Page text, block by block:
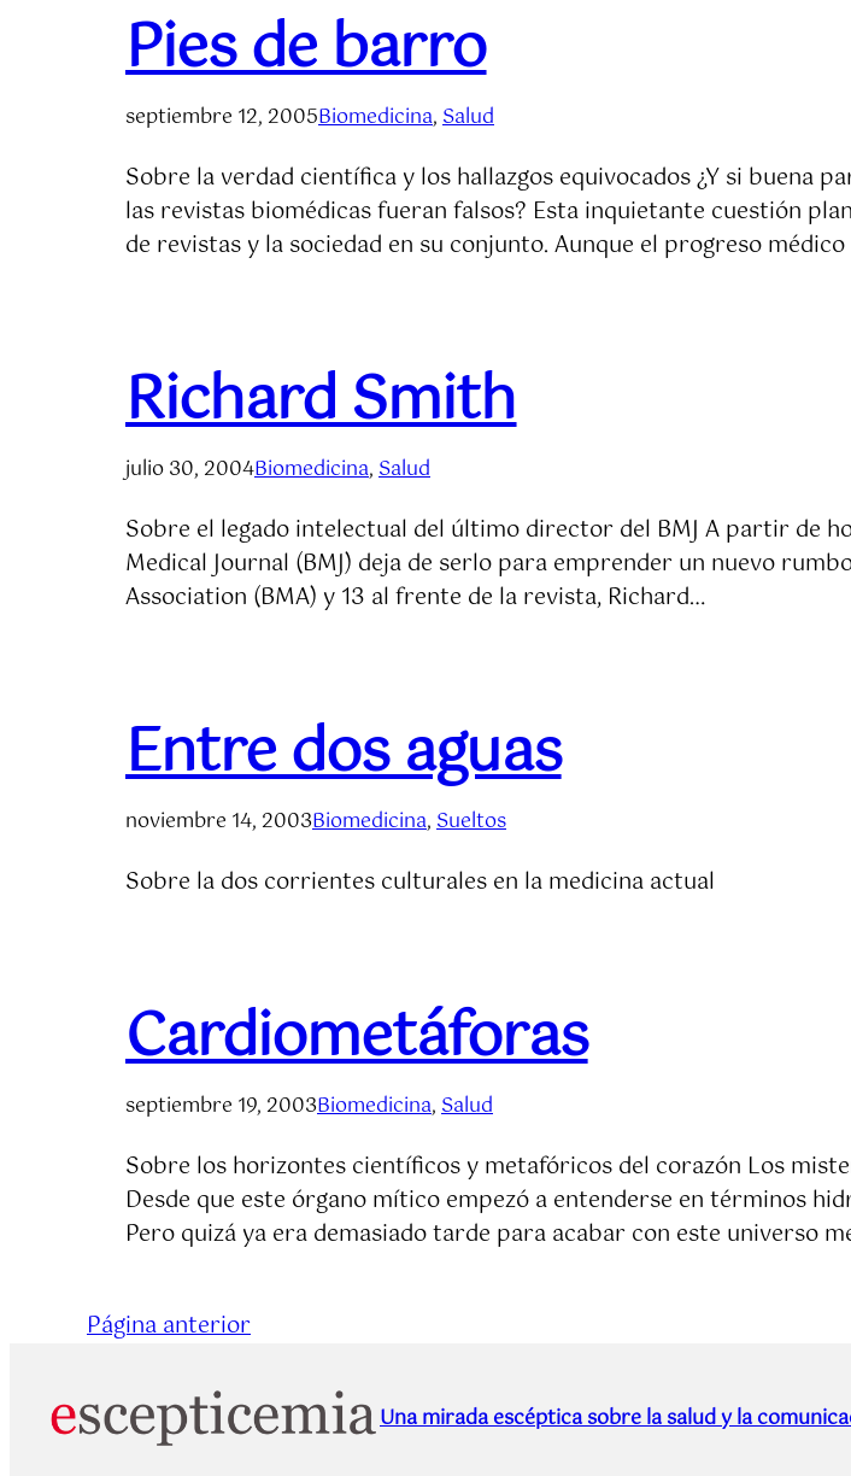
Pies de barro
septiembre 12, 2005Biomedicina, Salud
Sobre la verdad científica y los hallazgos equivocados ¿Y si buena
las revistas biomédicas fueran falsos? Esta inquietante cuestión
de revistas y la sociedad en su conjunto. Aunque el progreso
Richard Smith
julio 30, 2004Biomedicina, Salud
Sobre el legado intelectual del último director del BMJ A partir de
Medical Journal (BMJ) deja de serlo para emprender un nuevo
Association (BMA) y 13 al frente de la revista, Richard…
Entre dos aguas
noviembre 14, 2003Biomedicina, Sueltos
Sobre la dos corrientes culturales en la medicina actual
Cardiometáforas
septiembre 19, 2003Biomedicina, Salud
Sobre los horizontes científicos y metafóricos del corazón Los
Desde que este órgano mítico empezó a entenderse en términos
Pero quizá ya era demasiado tarde para acabar con este universo
Página anterior
Una mirada escéptica sobre la salud y la